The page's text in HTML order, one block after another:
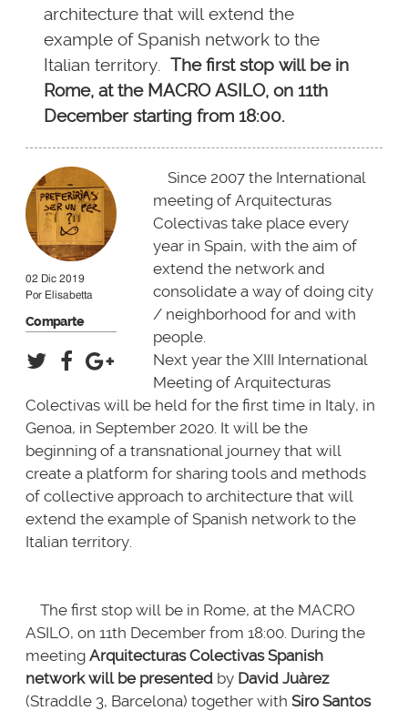
architecture that will extend the
example of Spanish network to the
Italian territory.The first stop will be in
Rome, at the MACRO ASILO, on 11th
December starting from 18:00.
02 Dic 2019
Por Elisabetta
Comparte
Since 2007 the International
meeting of Arquitecturas
Colectivas take place every
year in Spain, with the aim of
extend the network and
consolidate a way of doing city
/ neighborhood for and with
people.
Next year the XIII International
Meeting of Arquitecturas
Colectivas will be held for the first time in Italy, in
Genoa, in September 2020. It will be the
beginning of a transnational journey that will
create a platform for sharing tools and methods
of collective approach to architecture that will
extend the example of Spanish network to the
Italian territory.
The first stop will be in Rome, at the MACRO
ASILO, on 11th December from 18:00. During the
meeting Arquitecturas Colectivas Spanish
network will be presented by David Juàrez
(Straddle 3, Barcelona) together with Siro Santos